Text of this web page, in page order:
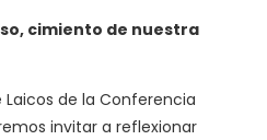
cimiento de nuestra
de la Conferencia
invitar a reflexionar